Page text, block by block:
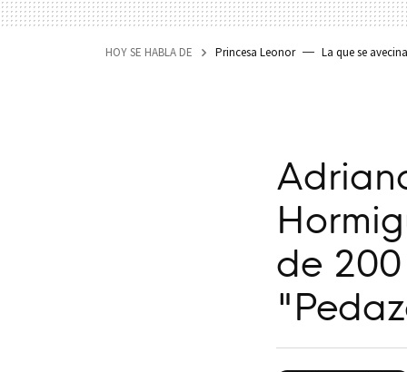
HOY SE HABLA DE Princesa Leonor La que se avecina
de